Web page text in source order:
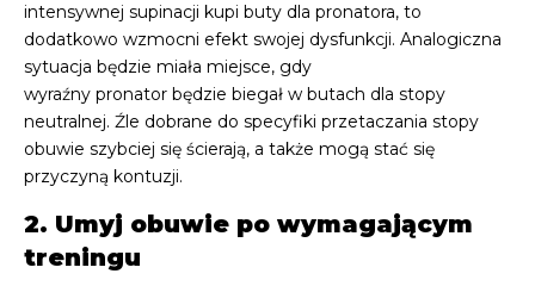
intensywnej supinacji kupi buty dla pronatora, to
dodatkowo wzmocni efekt swojej dysfunkcji. Analogiczna
sytuacja będzie miała miejsce, gdy
wyraźny pronator będzie biegał w butach dla stopy
neutralnej. Źle dobrane do specyfiki przetaczania stopy
obuwie szybciej się ścierają, a także mogą stać się
przyczyną kontuzji.
2. Umyj obuwie po wymagającym
treningu